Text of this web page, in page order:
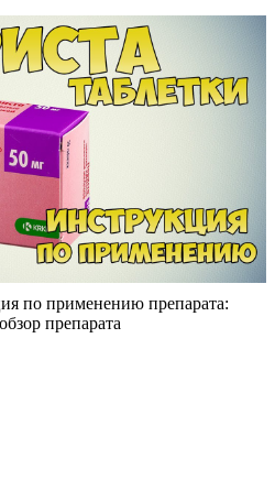
по применению препарата:
препарата